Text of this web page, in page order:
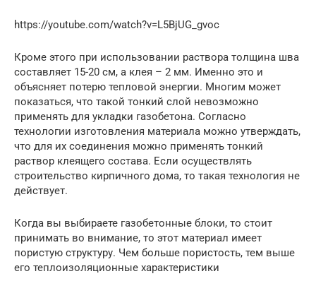
https://youtube.com/watch?v=L5BjUG_gvoc
Кроме этого при использовании раствора толщина шва
составляет 15-20 см, а клея – 2 мм. Именно это и
объясняет потерю тепловой энергии. Многим может
показаться, что такой тонкий слой невозможно
применять для укладки газобетона. Согласно
технологии изготовления материала можно утверждать,
что для их соединения можно применять тонкий
раствор клеящего состава. Если осуществлять
строительство кирпичного дома, то такая технология не
действует.
Когда вы выбираете газобетонные блоки, то стоит
принимать во внимание, то этот материал имеет
пористую структуру. Чем больше пористость, тем выше
его теплоизоляционные характеристики